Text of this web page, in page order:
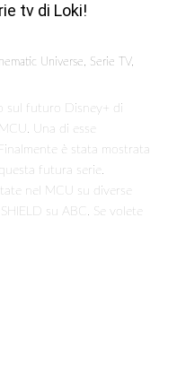
tv di Loki!
Universe, Serie TV,
sul futuro Disney+ di
Una di esse
è stata mostrata
futura serie.
nel MCU su diverse
su ABC. Se volete